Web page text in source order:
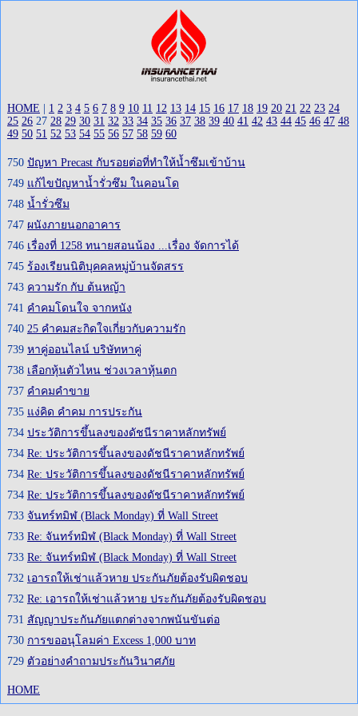
HOME 1 2 3 4 5 6 7 8 9 10 11 12 13 14 15 16 17 18 19 20 21 22 23 24
25 26 27 28 29 30 31 32 33 34 35 36 37 38 39 40 41 42 43 44 45 46 47 48
49 50 51 52 53 54 55 56 57 58 59 60
750 ปัญหา Precast กับรอยต่อที่ทำให้น้ำซึมเข้าบ้าน
749 แก้ไขปัญหาน้ำรั่วซึม ในคอนโด
748 น้ำรั่วซึม
747 ผนังภายนอกอาคาร
746 เรื่องที่ 1258 ทนายสอนน้อง ...เรื่อง จัดการได้
745 ร้องเรียนนิติบุคคลหมู่บ้านจัดสรร
743 ความรัก กับ ต้นหญ้า
741 คำคมโดนใจ จากหนัง
740 25 คำคมสะกิดใจเกี่ยวกับความรัก
739 หาคู่ออนไลน์ บริษัทหาคู่
738 เลือกหุ้นตัวไหน ช่วงเวลาหุ้นตก
737 คำคมคำขาย
735 แง่คิด คำคม การประกัน
734 ประวัติการขึ้นลงของดัชนีราคาหลักทรัพย์
734 Re: ประวัติการขึ้นลงของดัชนีราคาหลักทรัพย์
734 Re: ประวัติการขึ้นลงของดัชนีราคาหลักทรัพย์
734 Re: ประวัติการขึ้นลงของดัชนีราคาหลักทรัพย์
733 จันทร์ทมิฬ (Black Monday) ที่ Wall Street
733 Re: จันทร์ทมิฬ (Black Monday) ที่ Wall Street
733 Re: จันทร์ทมิฬ (Black Monday) ที่ Wall Street
732 เอารถให้เช่าแล้วหาย ประกันภัยต้องรับผิดชอบ
732 Re: เอารถให้เช่าแล้วหาย ประกันภัยต้องรับผิดชอบ
731 สัญญาประกันภัยแตกต่างจากพนันขันต่อ
730 การขออนุโลมค่า Excess 1,000 บาท
729 ตัวอย่างคำถามประกันวินาศภัย
HOME